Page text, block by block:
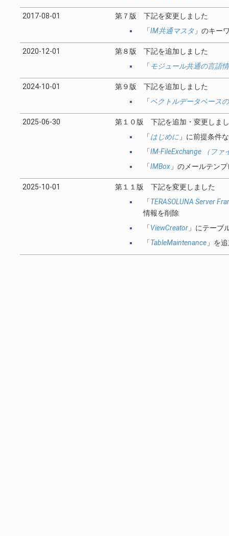
2017-08-01
第７版 下記を変更しました
「IM共通マスタ」のキー
2020-12-01
第８版 下記を追加しました
「 モジュール共通の言語
2024-10-01
第９版 下記を追加しました
「ベクトルデータベース
2025-06-30
第１０版 下記を追加・変更しま
「はじめに」に前提条件
「IM-FileExchange （ファ
「IMBox」のメールテン
2025-10-01
第１１版 下記を変更しました
「TERASOLUNA Server
情報を削除
「ViewCreator」にテーブ
「TableMaintenance」を